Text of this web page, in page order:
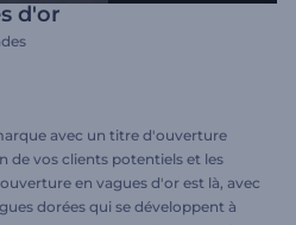
d'or
avec un titre d'ouverture
de vos clients potentiels et les
en vagues d'or est là, avec
dorées qui se développent à